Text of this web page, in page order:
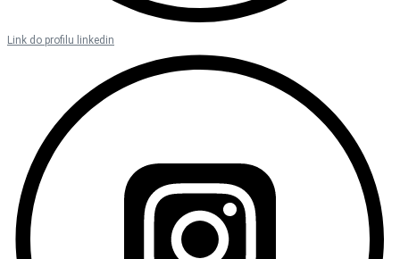
Link do profilu linkedin